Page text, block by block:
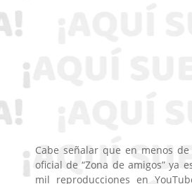
Cabe señalar que en menos
oficial de “Zona de amigos” ya
mil reproducciones en